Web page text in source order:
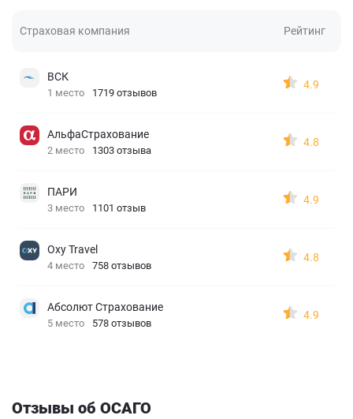
Страховая компания Рейтинг
ВСК
1 место 1719 отзывов
4.9
АльфаСтрахование
2 место 1303 отзыва
4.8
ПАРИ
3 место 1101 отзыв
4.9
Oxy Travel
4 место 758 отзывов
4.8
Абсолют Страхование
5 место 578 отзывов
4.9
Отзывы об ОСАГО